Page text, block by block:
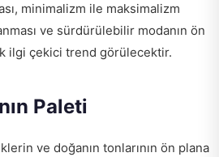
minimalizm ile maksimalizm
ve sürdürülebilir modanın ön
ilgi çekici trend görülecektir.
Paleti
ve doğanın tonlarının ön plana